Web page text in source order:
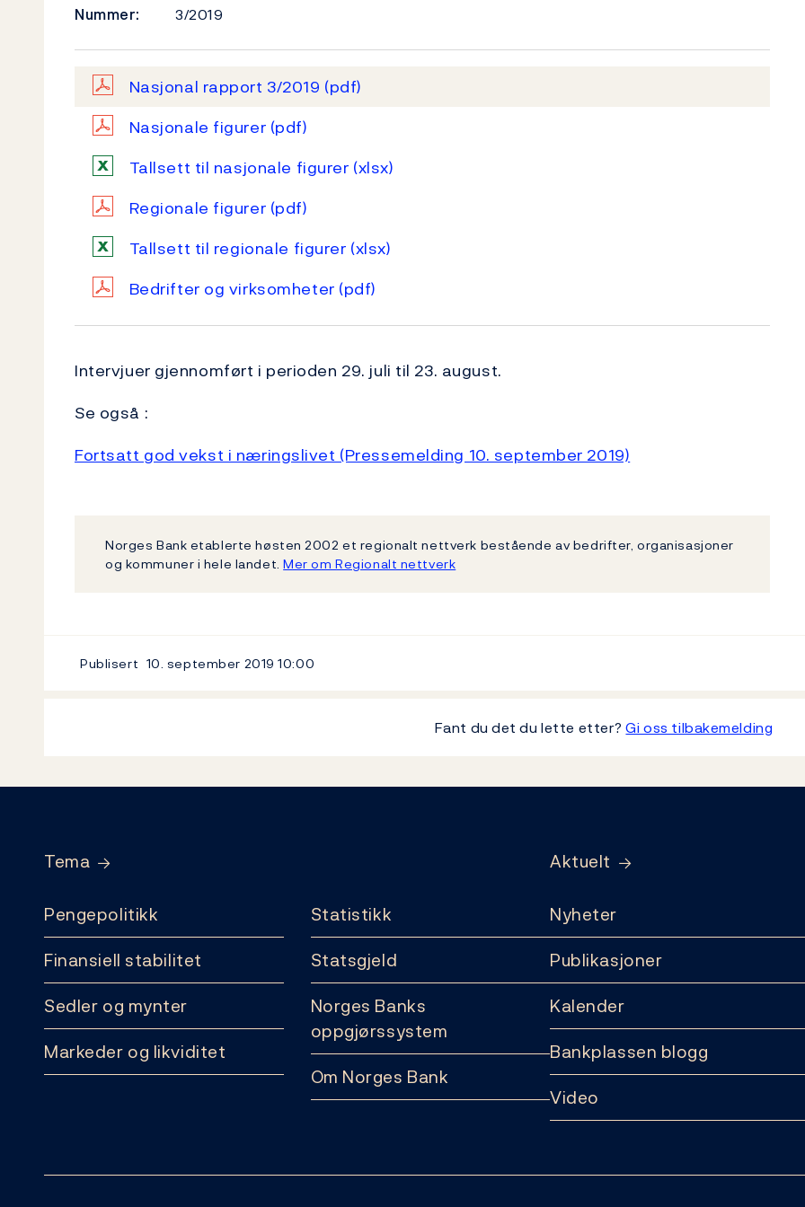
Nummer:
3/2019
Nasjonal rapport 3/2019 (pdf)
Nasjonale figurer (pdf)
Tallsett til nasjonale figurer (xlsx)
Regionale figurer (pdf)
Tallsett til regionale figurer (xlsx)
Bedrifter og virksomheter (pdf)
Intervjuer gjennomført i perioden 29. juli til 23. august.
Se også :
Fortsatt god vekst i næringslivet (Pressemelding 10. september 2019)
Norges Bank etablerte høsten 2002 et regionalt nettverk bestående av bedrifter, organisasjoner
og kommuner i hele landet.Mer om Regionalt nettverk
Publisert 10. september 201910:00
Fant du det du lette etter?Gi oss tilbakemelding
Tema
Pengepolitikk
Finansiell stabilitet
Sedler og mynter
Markeder og likviditet
Statistikk
Statsgjeld
Norges Banks
oppgjørssystem
Om Norges Bank
Aktuelt
Nyheter
Publikasjoner
Kalender
Bankplassen blogg
Video